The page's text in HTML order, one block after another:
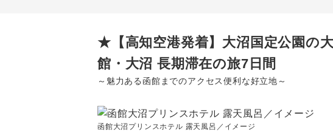
★【高知空港発着】大沼国定公園の
館・大沼 長期滞在の旅7日間
～魅力ある函館までのアクセス便利な好立地～
函館大沼プリンスホテル 露天風呂／イメージ